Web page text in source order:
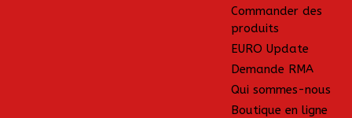
Commander des
produits
EURO Update
Demande RMA
Qui sommes-nous
Boutique en ligne